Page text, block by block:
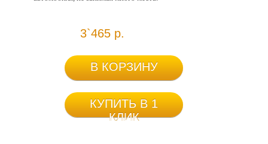
3`465 р.
В КОРЗИНУ
КУПИТЬ В 1
КЛИК